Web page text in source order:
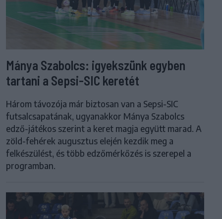
Mánya Szabolcs: igyekszünk egyben
tartani a Sepsi-SIC keretét
Három távozója már biztosan van a Sepsi-SIC
futsalcsapatának, ugyanakkor Mánya Szabolcs
edző-játékos szerint a keret magja együtt marad. A
zöld-fehérek augusztus elején kezdik meg a
felkészülést, és több edzőmérkőzés is szerepel a
programban.